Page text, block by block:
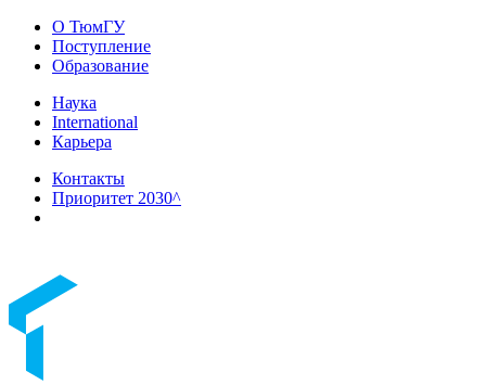
О ТюмГУ
Поступление
Образование
Наука
International
Карьера
Контакты
Приоритет 2030^